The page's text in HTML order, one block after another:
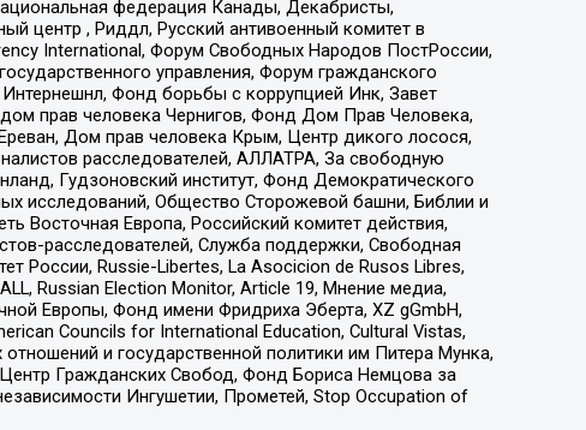
федерация Канады, Декабристы,
центр , Риддл, Русский антивоенный комитет в
International, Форум Свободных Народов ПостРоссии,
управления, Форум гражданского
Фонд борьбы с коррупцией Инк, Завет
прав человека Чернигов, Фонд Дом Прав Человека,
Дом прав человека Крым, Центр дикого лосося,
расследователей, АЛЛАТРА, За свободную
Гудзоновский институт, Фонд Демократического
исследований, Общество Сторожевой башни, Библии и
Восточная Европа, Российский комитет действия,
расследователей, Служба поддержки, Свободная
России, Russie-Libertes, La Asocicion de Rusos Libres,
Russian Election Monitor, Article 19, Мнение медиа,
Европы, Фонд имени Фридриха Эберта, XZ gGmbH,
Councils for International Education, Cultural Vistas,
и государственной политики им Питера Мунка,
Гражданских Свобод, Фонд Бориса Немцова за
Ингушетии, Прометей, Stop Occupation of